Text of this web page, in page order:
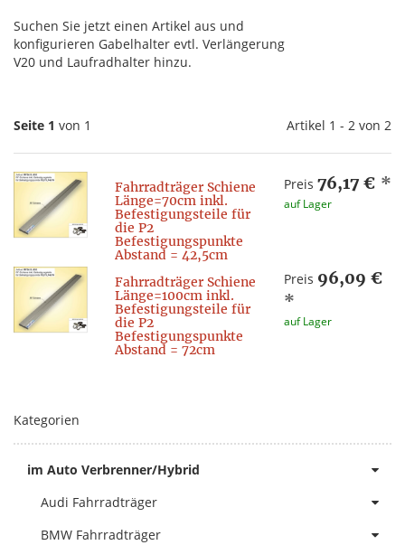
Suchen Sie jetzt einen Artikel aus und
konfigurieren Gabelhalter evtl. Verlängerung
V20 und Laufradhalter hinzu.
Seite 1 von 1 Artikel 1 - 2 von 2
Fahrradträger Schiene
Länge=70cm inkl.
Befestigungsteile für
die P2
Befestigungspunkte
Abstand = 42,5cm
Preis 76,17 € *
auf Lager
Fahrradträger Schiene
Länge=100cm inkl.
Befestigungsteile für
die P2
Befestigungspunkte
Abstand = 72cm
Preis 96,09 €
*
auf Lager
Kategorien
im Auto Verbrenner/Hybrid
Audi Fahrradträger
BMW Fahrradträger